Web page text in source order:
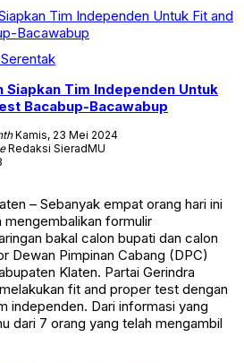
Siapkan Tim Independen Untuk
Bacabup-Bacawabup
Kamis, 23 Mei 2024
Redaksi SieradMU
– Sebanyak empat orang hari ini
formulir
bakal calon bupati dan calon
Dewan Pimpinan Cabang (DPC)
Klaten. Partai Gerindra
fit and proper test dengan
independen. Dari informasi yang
dari 7 orang yang telah mengambil